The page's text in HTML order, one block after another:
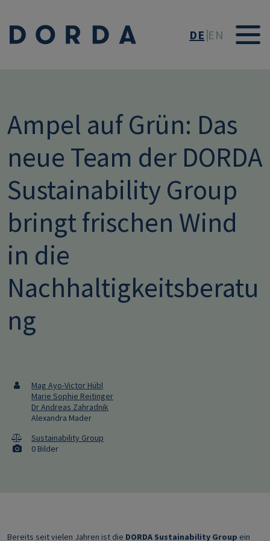
DE EN
Ampel auf Grün: Das
neue Team der DORDA
Sustainability Group
bringt frischen Wind
in die
Nachhaltigkeitsberatu
ng
Mag Ayo-Victor Hübl
Marie Sophie Reitinger
Dr Andreas Zahradnik
Alexandra Mader
Sustainability Group
0 Bilder
Bereits seit vielen Jahren ist die DORDA Sustainability Group ein